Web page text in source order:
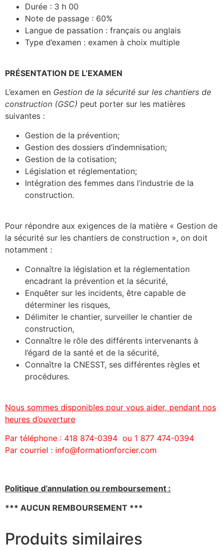
Durée : 3 h 00
Note de passage : 60%
Langue de passation : français ou anglais
Type d’examen : examen à choix multiple
PRÉSENTATION DE L’EXAMEN
L’examen en Gestion de la sécurité sur les chantiers de
construction (GSC) peut porter sur les matières
suivantes :
Gestion de la prévention;
Gestion des dossiers d’indemnisation;
Gestion de la cotisation;
Législation et réglementation;
Intégration des femmes dans l’industrie de la
construction.
Pour répondre aux exigences de la matière « Gestion de
la sécurité sur les chantiers de construction », on doit
notamment :
Connaître la législation et la réglementation
encadrant la prévention et la sécurité,
Enquêter sur les incidents, être capable de
déterminer les risques,
Délimiter le chantier, surveiller le chantier de
construction,
Connaître le rôle des différents intervenants à
l’égard de la santé et de la sécurité,
Connaître la CNESST, ses différentes règles et
procédures.
Nous sommes disponibles pour vous aider, pendant nos
heures d’ouverture
Par téléphone : 418 874-0394 ou 1 877 474-0394
Par courriel : info@formationforcier.com
Politique d’annulation ou remboursement :
*** AUCUN REMBOURSEMENT ***
Produits similaires